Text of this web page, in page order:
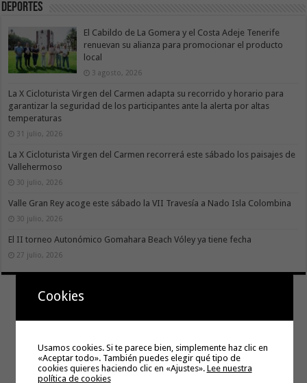
Deportes
El Cabildo de La Gomera y el Costa Adeje Tenerife
renuevan su alianza para promocionar el producto
local
3 agosto, 2026
La X Cicloturista Virgen del Carmen adapta su recorrido y horario para
garantizar la seguridad de los participantes ante la alerta por altas
temperaturas
31 julio, 2026
La X Cicloturista Virgen del Carmen recorrerá este sábado los paisajes de
Vallehermoso
30 julio, 2026
Valle Gran Rey acoge este sábado la VII Travesía a Nado Isla Colombina
30 julio, 2026
El II torneo Autonómico Gomahara Beach Vóley ya tiene fecha
27 julio, 2026
Cookies
Usamos cookies. Si te parece bien, simplemente haz clic en
«Aceptar todo». También puedes elegir qué tipo de
cookies quieres haciendo clic en «Ajustes». Lee nuestra
política de cookies